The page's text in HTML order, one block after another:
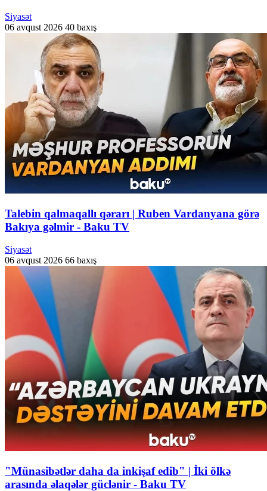
Siyasət
06 avqust 2026 40 baxış
Talebin qalmaqallı qərarı | Ruben Vardanyana görə
Bakıya gəlmir - Baku TV
Siyasət
06 avqust 2026 66 baxış
"Münasibətlər daha da inkişaf edib" | İki ölkə
arasında əlaqələr güclənir - Baku TV